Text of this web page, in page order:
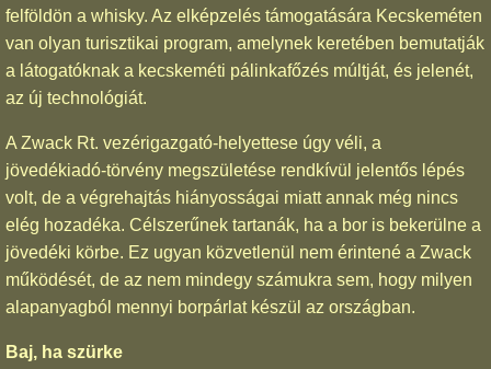
felföldön a whisky. Az elképzelés támogatására Kecskeméten
van olyan turisztikai program, amelynek keretében bemutatják
a látogatóknak a kecskeméti pálinkafőzés múltját, és jelenét,
az új technológiát.
A Zwack Rt. vezérigazgató-helyettese úgy véli, a
jövedékiadó-törvény megszületése rendkívül jelentős lépés
volt, de a végrehajtás hiányosságai miatt annak még nincs
elég hozadéka. Célszerűnek tartanák, ha a bor is bekerülne a
jövedéki körbe. Ez ugyan közvetlenül nem érintené a Zwack
működését, de az nem mindegy számukra sem, hogy milyen
alapanyagból mennyi borpárlat készül az országban.
Baj, ha szürke